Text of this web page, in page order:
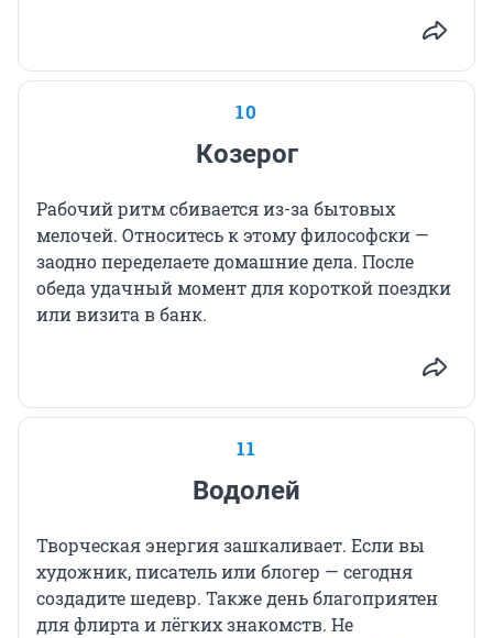
10
Козерог
Рабочий ритм сбивается из-за бытовых
мелочей. Относитесь к этому философски —
заодно переделаете домашние дела. После
обеда удачный момент для короткой поездки
или визита в банк.
11
Водолей
Творческая энергия зашкаливает. Если вы
художник, писатель или блогер — сегодня
создадите шедевр. Также день благоприятен
для флирта и лёгких знакомств. Не